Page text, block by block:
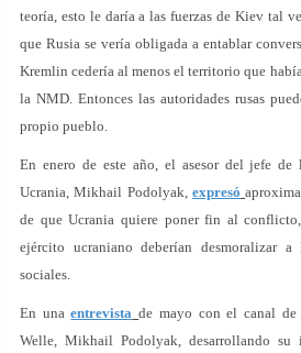
teoría, esto le daría a las fuerzas de Kiev tal
que Rusia se vería obligada a entablar
Kremlin cedería al menos el territorio que
la NMD. Entonces las autoridades rusas
propio pueblo.
En enero de este año, el asesor del jefe
Ucrania, Mikhail Podolyak, expresó
de que Ucrania quiere poner fin al
ejército ucraniano deberían desmoralizar
sociales.
En unaentrevista de mayo con el canal de
Welle, Mikhail Podolyak, desarrollando su